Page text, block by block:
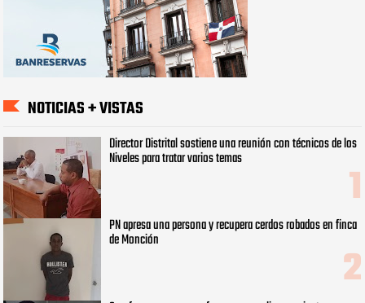
NOTICIAS + VISTAS
Director Distrital sostiene una reunión con técnicos de los
Niveles para tratar varios temas
PN apresa una persona y recupera cerdos robados en finca
de Monción